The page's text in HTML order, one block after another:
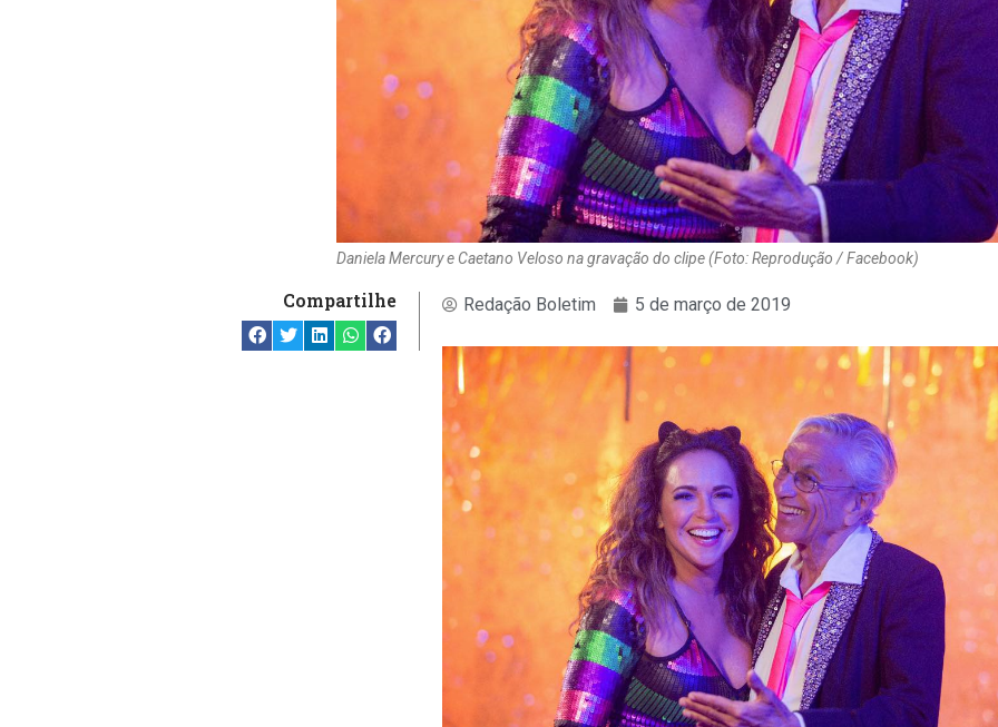
Daniela Mercury e Caetano Veloso na gravação do clipe (Foto: Reprodução / Facebook)
Compartilhe Redação Boletim 5 de março de 2019